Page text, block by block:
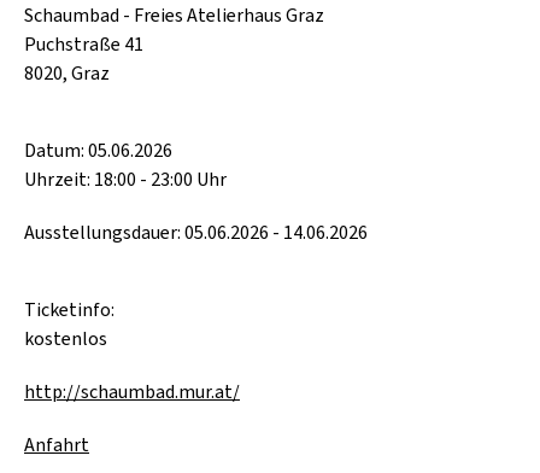
Schaumbad - Freies Atelierhaus Graz
Puchstraße 41
8020, Graz
Datum: 05.06.2026
Uhrzeit: 18:00 - 23:00 Uhr
Ausstellungsdauer: 05.06.2026 - 14.06.2026
Ticketinfo:
kostenlos
http://schaumbad.mur.at/
Anfahrt